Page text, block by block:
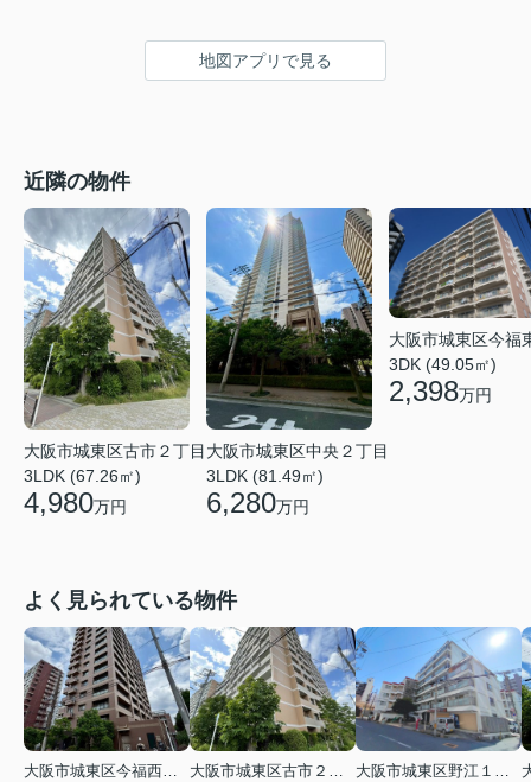
地図アプリで見る
近隣の物件
大阪市城東区古市２丁目
3LDK (67.26㎡)
4,980万円
大阪市城東区中央２丁目
3LDK (81.49㎡)
6,280万円
大阪市城東区今福
3DK (49.05㎡)
2,398万円
よく見られている物件
大阪市城東区今福西６丁目
大阪市城東区古市２丁目
大阪市城東区野江１丁目